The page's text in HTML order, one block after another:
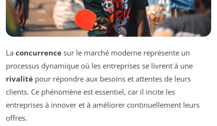
La concurrence sur le marché moderne représente un
processus dynamique où les entreprises se livrent à une
rivalité pour répondre aux besoins et attentes de leurs
clients. Ce phénomène est essentiel, car il incite les
entreprises à innover et à améliorer continuellement leurs
offres.